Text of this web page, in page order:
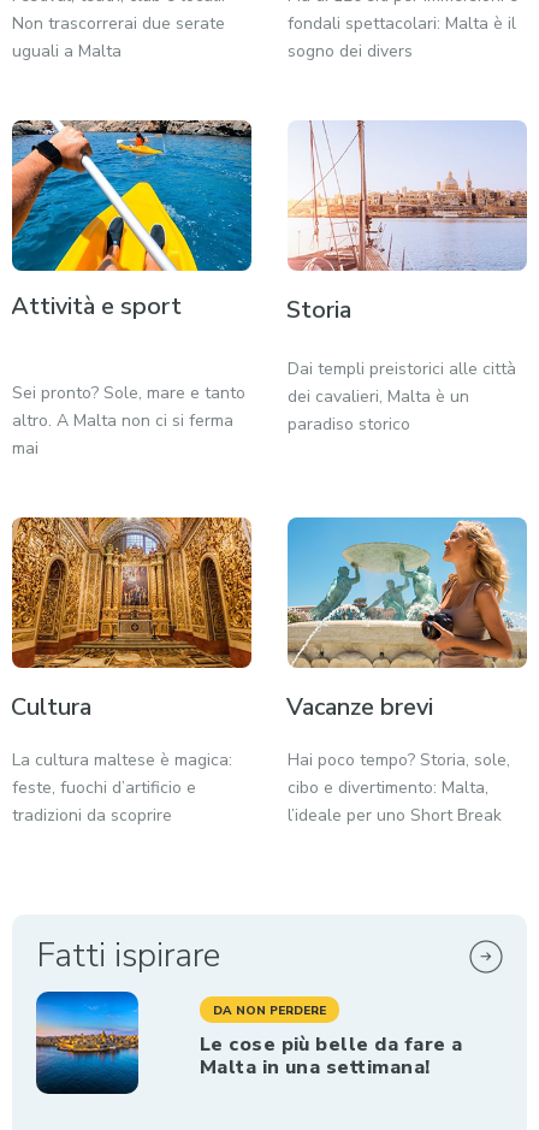
Non trascorrerai due serate
uguali a Malta
fondali spettacolari: Malta è il
sogno dei divers
Attività e sport
Sei pronto? Sole, mare e tanto
altro. A Malta non ci si ferma
mai
Storia
Dai templi preistorici alle città
dei cavalieri, Malta è un
paradiso storico
Cultura
La cultura maltese è magica:
feste, fuochi d’artificio e
tradizioni da scoprire
Vacanze brevi
Hai poco tempo? Storia, sole,
cibo e divertimento: Malta,
l’ideale per uno Short Break
Fatti ispirare
DA NON PERDERE
Le cose più belle da fare a
Malta in una settimana!